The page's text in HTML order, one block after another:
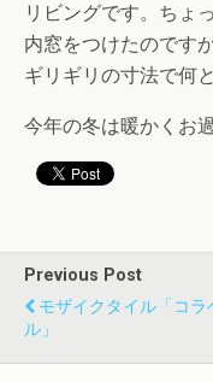
リビングです。ちょ
内窓をつけたのです
ギリギリの寸法で何
今年の冬は暖かくお
Previous Post
モザイクタイル「コラ
ル」